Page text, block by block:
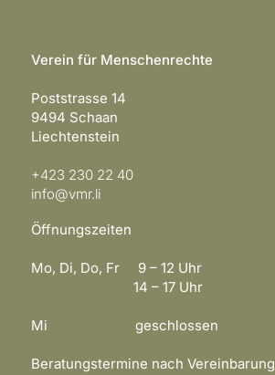
Verein für Menschenrechte
Poststrasse 14
9494 Schaan
Liechtenstein
+423 230 22 40
info@vmr.li
Öffnungszeiten
Mo, Di, Do, Fr 9 – 12 Uhr
14 – 17 Uhr
Mi geschlossen
Beratungstermine nach Vereinbarung